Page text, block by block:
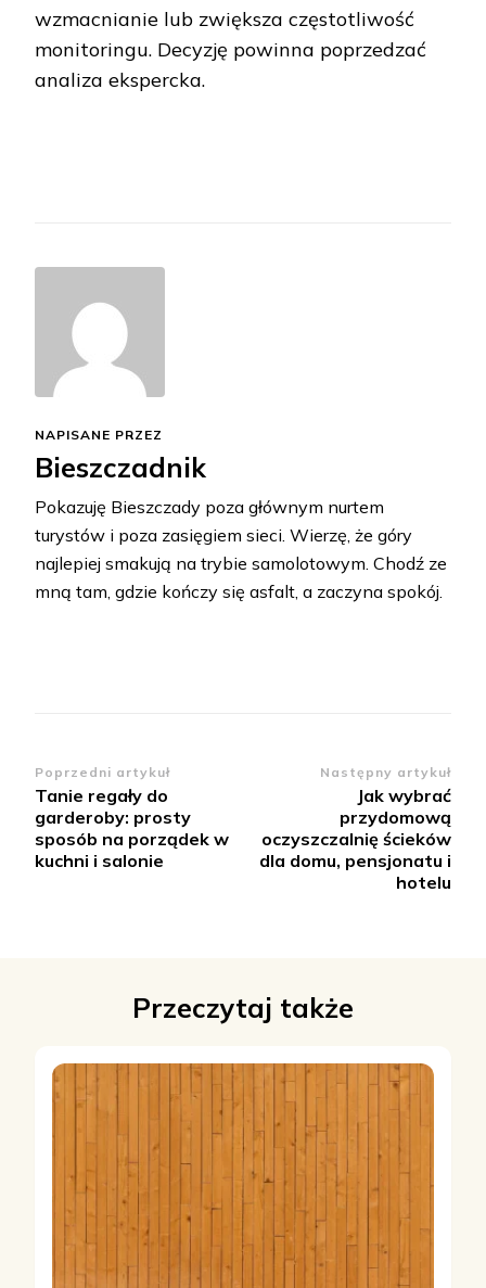
wzmacnianie lub zwiększa częstotliwość
monitoringu. Decyzję powinna poprzedzać
analiza ekspercka.
NAPISANE PRZEZ
Bieszczadnik
Pokazuję Bieszczady poza głównym nurtem
turystów i poza zasięgiem sieci. Wierzę, że góry
najlepiej smakują na trybie samolotowym. Chodź ze
mną tam, gdzie kończy się asfalt, a zaczyna spokój.
Zobacz
wpisy
Poprzedni artykuł
Tanie regały do
garderoby: prosty
sposób na porządek w
kuchni i salonie
Następny artykuł
Jak wybrać
przydomową
oczyszczalnię ścieków
dla domu, pensjonatu i
hotelu
Przeczytaj także